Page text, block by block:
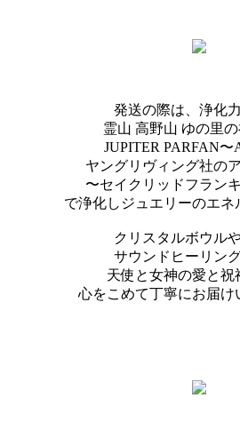
発送の際は、浄化
霊山 高野山 ゆの里
JUPITER PARFAN〜
ヤングリヴィング社の
〜セイクリッドフラン
で浄化しジュエリーのエネ
クリスタルボウル
サウンドヒーリン
天使と女神の愛と祝
心をこめて丁寧にお届